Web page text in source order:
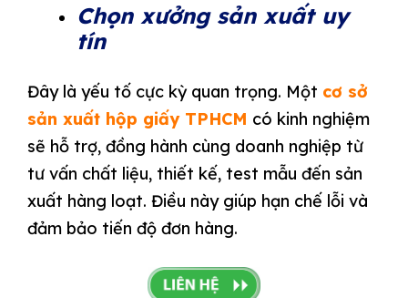
Chọn xưởng sản xuất uy
tín
Đây là yếu tố cực kỳ quan trọng. Một cơ sở
sản xuất hộp giấy TPHCM có kinh nghiệm
sẽ hỗ trợ, đồng hành cùng doanh nghiệp từ
tư vấn chất liệu, thiết kế, test mẫu đến sản
xuất hàng loạt. Điều này giúp hạn chế lỗi và
đảm bảo tiến độ đơn hàng.